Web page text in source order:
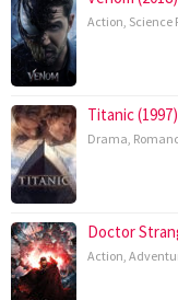
Action, Science
Titanic
Drama,
Doctor
Action,